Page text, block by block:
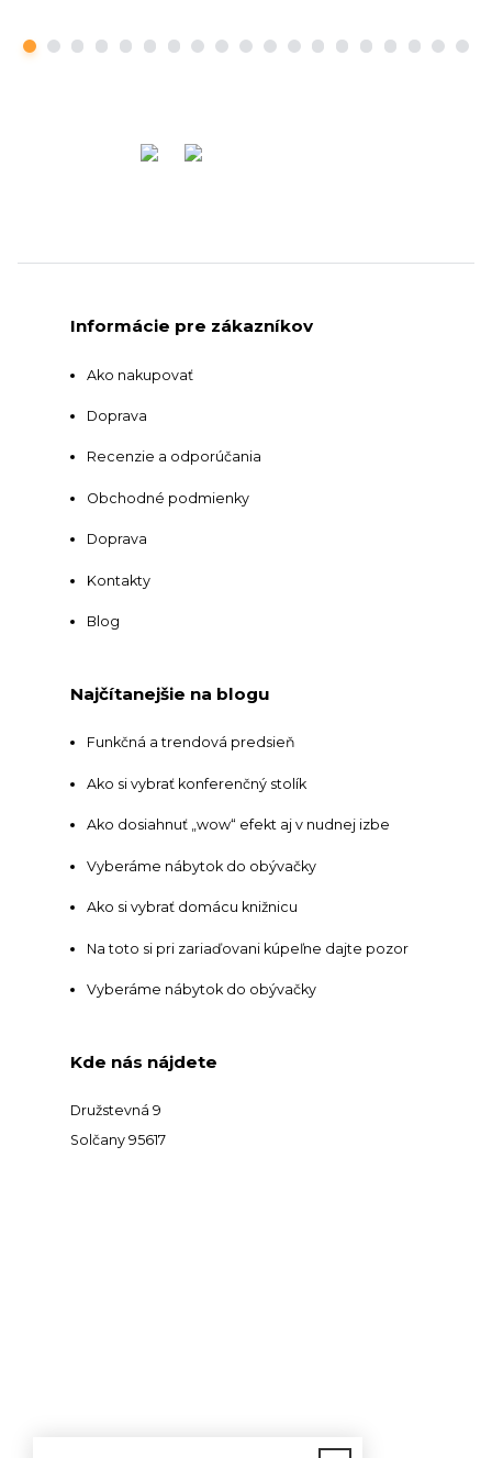
Informácie pre zákazníkov
Ako nakupovať
Doprava
Recenzie a odporúčania
Obchodné podmienky
Doprava
Kontakty
Blog
Najčítanejšie na blogu
Funkčná a trendová predsieň
Ako si vybrať konferenčný stolík
Ako dosiahnuť „wow“ efekt aj v nudnej izbe
Vyberáme nábytok do obývačky
Ako si vybrať domácu knižnicu
Na toto si pri zariaďovani kúpeľne dajte pozor
Vyberáme nábytok do obývačky
Kde nás nájdete
Družstevná 9
Solčany 95617